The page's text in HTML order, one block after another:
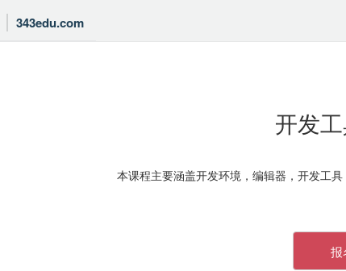
343edu.com
开发
本课程主要涵盖开发环境，编辑器，开发工
报